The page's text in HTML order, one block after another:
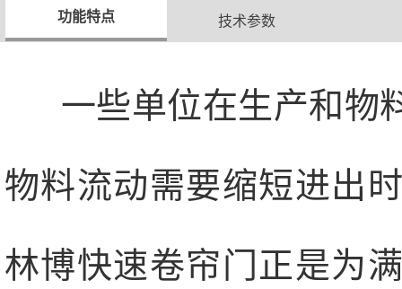
功能特点 技术参数
一些单位在生产和物
物料流动需要缩短进出
林博快速卷帘门正是为